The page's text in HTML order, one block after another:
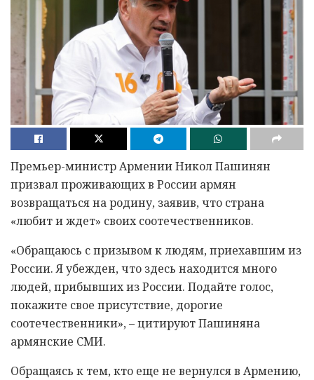
Премьер-министр Армении Никол Пашинян
призвал проживающих в России армян
возвращаться на родину, заявив, что страна
«любит и ждет» своих соотечественников.
«Обращаюсь с призывом к людям, приехавшим из
России. Я убежден, что здесь находится много
людей, прибывших из России. Подайте голос,
покажите свое присутствие, дорогие
соотечественники», – цитируют Пашиняна
армянские СМИ.
Обращаясь к тем, кто еще не вернулся в Армению,